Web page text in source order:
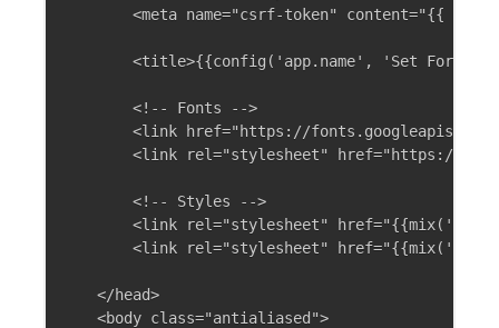
<meta name="csrf-token" content="{{
<title>{{config('app.name', 'Set
        <!-- Fonts -->
<link href="https://
<link rel="stylesheet" href="https://
        <!-- Styles -->
<link rel="stylesheet" href="{{mix('css/
<link rel="stylesheet" href="{{mix('css/
    </head>
    <body class="antialiased">